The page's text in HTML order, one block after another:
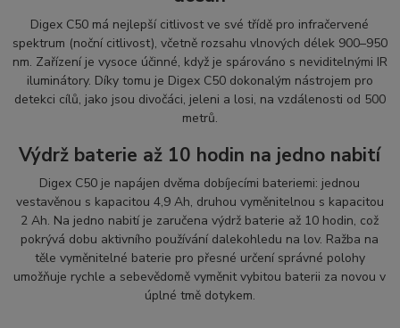
Digex C50 má nejlepší citlivost ve své třídě pro infračervené
spektrum (noční citlivost), včetně rozsahu vlnových délek 900–950
nm. Zařízení je vysoce účinné, když je spárováno s neviditelnými IR
iluminátory. Díky tomu je Digex C50 dokonalým nástrojem pro
detekci cílů, jako jsou divočáci, jeleni a losi, na vzdálenosti od 500
metrů.
Výdrž baterie až 10 hodin na jedno nabití
Digex C50 je napájen dvěma dobíjecími bateriemi: jednou
vestavěnou s kapacitou 4,9 Ah, druhou vyměnitelnou s kapacitou
2 Ah. Na jedno nabití je zaručena výdrž baterie až 10 hodin, což
pokrývá dobu aktivního používání dalekohledu na lov. Ražba na
těle vyměnitelné baterie pro přesné určení správné polohy
umožňuje rychle a sebevědomě vyměnit vybitou baterii za novou v
úplné tmě dotykem.